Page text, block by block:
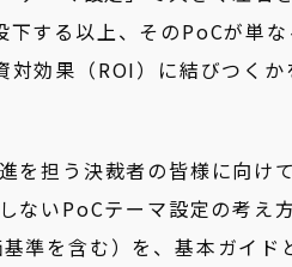
する以上、そのPoCが単
効果（ROI）に結びつく
を担う決裁者の皆様に向け
ないPoCテーマ設定の考
準を含む）を、基本ガイド